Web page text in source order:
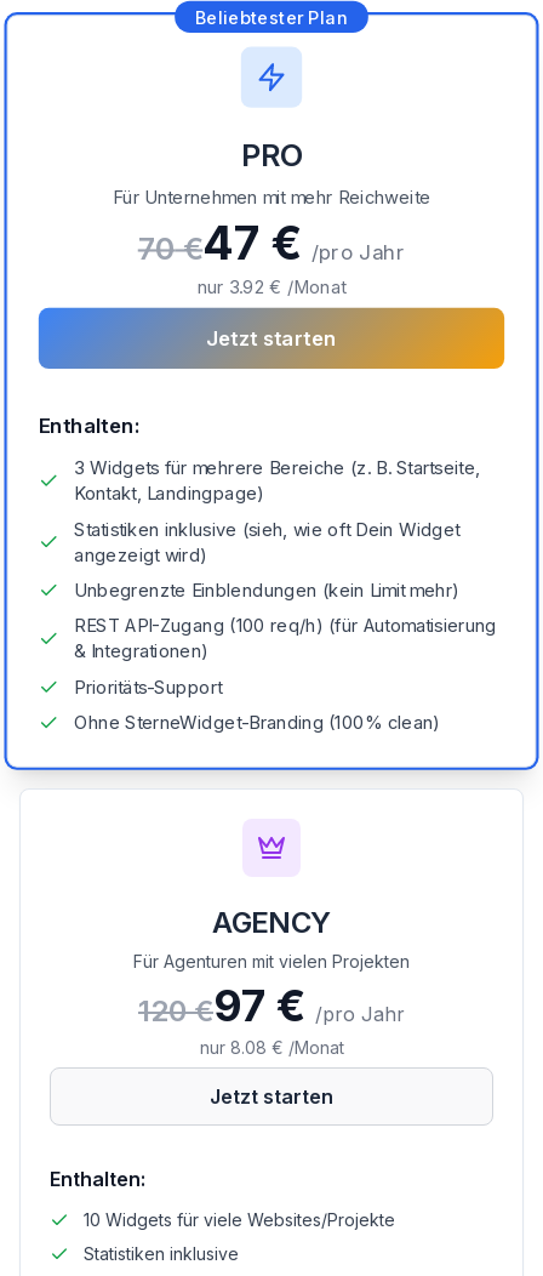
Beliebtester Plan
PRO
Für Unternehmen mit mehr Reichweite
70€47 € /pro Jahr
nur 3.92 € /Monat
Jetzt starten
Enthalten:
3 Widgets für mehrere Bereiche (z. B. Startseite,
Kontakt, Landingpage)
Statistiken inklusive (sieh, wie oft Dein Widget
angezeigt wird)
Unbegrenzte Einblendungen (kein Limit mehr)
REST API-Zugang (100 req/h) (für Automatisierung
& Integrationen)
Prioritäts-Support
Ohne SterneWidget-Branding (100% clean)
AGENCY
Für Agenturen mit vielen Projekten
120€97 € /pro Jahr
nur 8.08 € /Monat
Jetzt starten
Enthalten:
10 Widgets für viele Websites/Projekte
Statistiken inklusive